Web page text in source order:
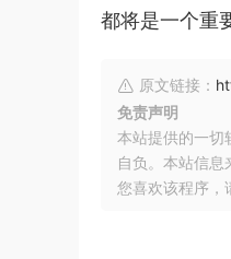
都将是一个重
原文链接：
免责声明
本站提供的一切
自负。本站信
您喜欢该程序，